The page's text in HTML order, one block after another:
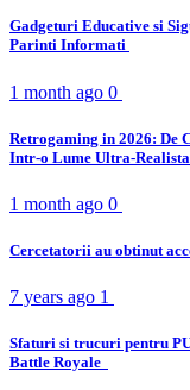
Gadgeturi Educative si
Parinti Informati
1 month ago 0
Retrogaming in 2026: De
Intr-o Lume Ultra-Realista
1 month ago 0
Cercetatorii au obtinut
7 years ago 1
Sfaturi si trucuri pentru
Battle Royale